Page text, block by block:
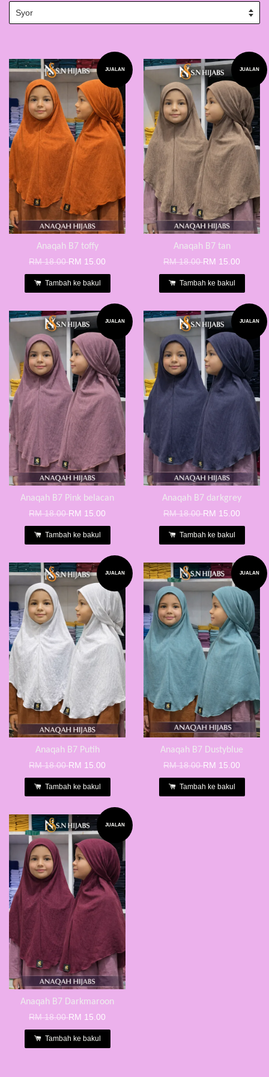
JUALAN
Anaqah B7 toffy
RM 18.00RM 15.00
Tambah ke bakul
JUALAN
Anaqah B7 tan
RM 18.00RM 15.00
Tambah ke bakul
JUALAN
Anaqah B7 Pink belacan
RM 18.00RM 15.00
Tambah ke bakul
JUALAN
Anaqah B7 darkgrey
RM 18.00RM 15.00
Tambah ke bakul
JUALAN
Anaqah B7 Putih
RM 18.00RM 15.00
Tambah ke bakul
JUALAN
Anaqah B7 Dustyblue
RM 18.00RM 15.00
Tambah ke bakul
JUALAN
Anaqah B7 Darkmaroon
RM 18.00RM 15.00
Tambah ke bakul